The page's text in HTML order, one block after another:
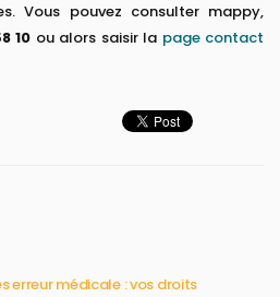
Vous pouvez consulter mappy,
10 ou alors saisir la page contact
erreur médicale : vos droits